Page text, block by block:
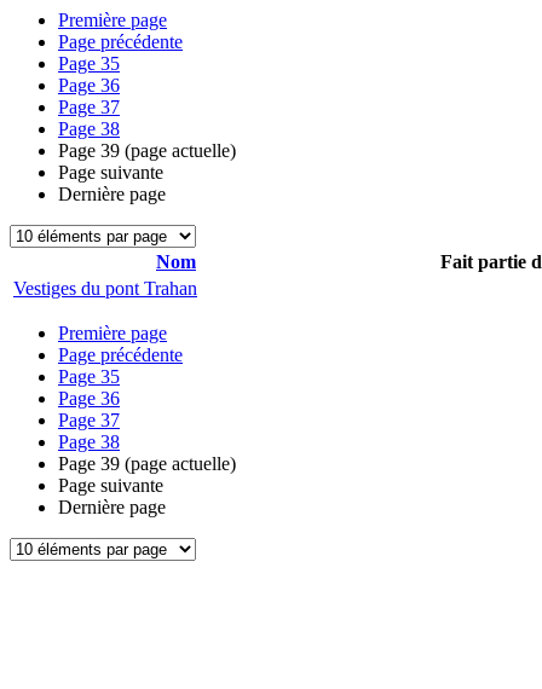
Première page
Page précédente
Page 35
Page 36
Page 37
Page 38
Page 39 (page actuelle)
Page suivante
Dernière page
Nom
Fait partie
Vestiges du pont Trahan
Première page
Page précédente
Page 35
Page 36
Page 37
Page 38
Page 39 (page actuelle)
Page suivante
Dernière page